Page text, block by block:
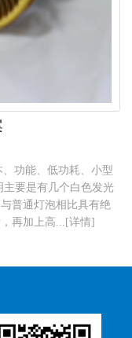
、功能、低功耗、小型
要是有几个白色发光
普通灯泡相比具有绝
再加上高...[详情]